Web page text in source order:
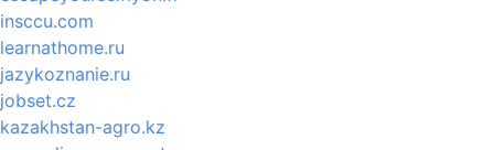
insccu.com
learnathome.ru
jazykoznanie.ru
jobset.cz
kazakhstan-agro.kz